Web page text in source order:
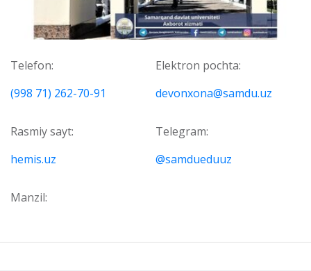
Telefon:
(998 71) 262-70-91
Elektron pochta:
devonxona@samdu.uz
Rasmiy sayt:
hemis.uz
Telegram:
@samdueduuz
Manzil: